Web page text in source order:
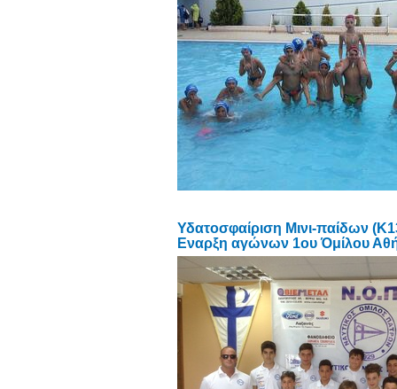
Υδατοσφαίριση Μινι-παίδων
Εναρξη αγώνων 1ου Όμίλου